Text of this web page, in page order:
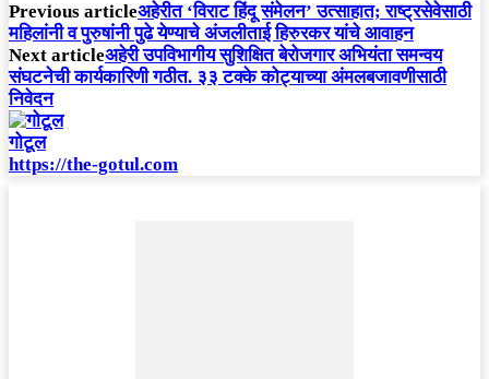
Previous articleअहेरीत ‘विराट हिंदू संमेलन’ उत्साहात; राष्ट्रसेवेसाठी
महिलांनी व पुरुषांनी पुढे येण्याचे अंजलीताई हिरुरकर यांचे आवाहन
Next articleअहेरी उपविभागीय सुशिक्षित बेरोजगार अभियंता समन्वय
संघटनेची कार्यकारिणी गठीत. ३३ टक्के कोट्याच्या अंमलबजावणीसाठी
निवेदन
गोटूल
https://the-gotul.com